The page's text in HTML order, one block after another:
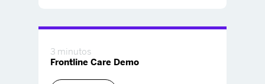
3 minutos
Frontline Care Demo